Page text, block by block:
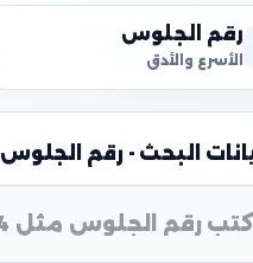
رقم الجلوس
الأسرع والأدق
البحث - رقم الجلوس